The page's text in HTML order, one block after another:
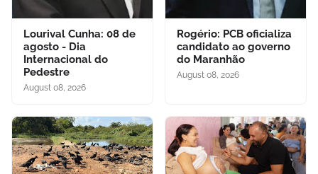
Lourival Cunha: 08 de
agosto - Dia
Internacional do
Pedestre
August 08, 2026
Rogério: PCB oficializa
candidato ao governo
do Maranhão
August 08, 2026